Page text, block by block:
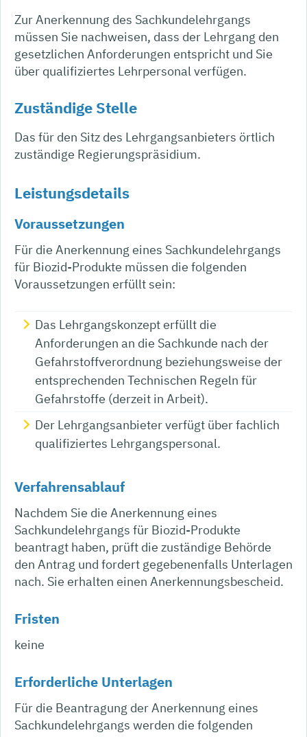
Zur Anerkennung des Sachkundelehrgangs
müssen Sie nachweisen, dass der Lehrgang den
gesetzlichen Anforderungen entspricht und Sie
über qualifiziertes Lehrpersonal verfügen.
Zuständige Stelle
Das für den Sitz des Lehrgangsanbieters örtlich
zuständige Regierungspräsidium.
Leistungsdetails
Voraussetzungen
Für die Anerkennung eines Sachkundelehrgangs
für Biozid-Produkte müssen die folgenden
Voraussetzungen erfüllt sein:
Das Lehrgangskonzept erfüllt die
Anforderungen an die Sachkunde nach der
Gefahrstoffverordnung beziehungsweise der
entsprechenden Technischen Regeln für
Gefahrstoffe (derzeit in Arbeit).
Der Lehrgangsanbieter verfügt über fachlich
qualifiziertes Lehrgangspersonal.
Verfahrensablauf
Nachdem Sie die Anerkennung eines
Sachkundelehrgangs für Biozid-Produkte
beantragt haben, prüft die zuständige Behörde
den Antrag und fordert gegebenenfalls Unterlagen
nach. Sie erhalten einen Anerkennungsbescheid.
Fristen
keine
Erforderliche Unterlagen
Für die Beantragung der Anerkennung eines
Sachkundelehrgangs werden die folgenden